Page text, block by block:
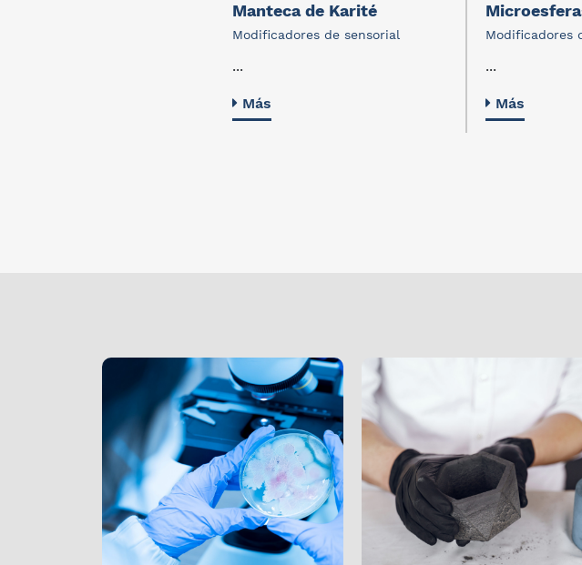
Manteca de Karité
Modificadores de sensorial
...
Más
Modificadores
...
Más